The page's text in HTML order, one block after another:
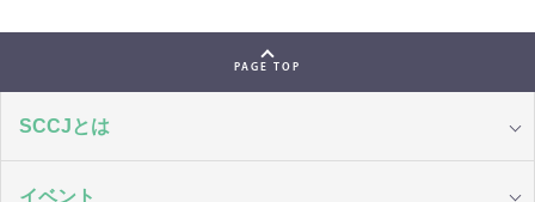
PAGE TOP
SCCJとは
イベント